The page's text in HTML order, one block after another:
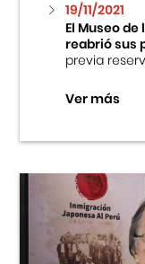
19/11/2021
El Museo
reabrió sus
previa
Ver más